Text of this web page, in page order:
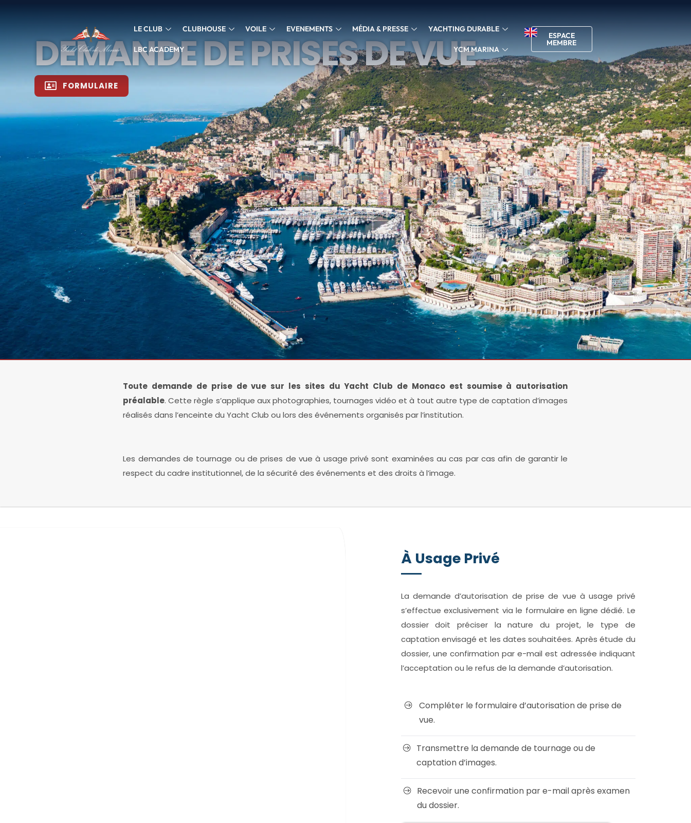
LE CLUB CLUBHOUSE VOILE EVENEMENTS MÉDIA & PRESSE YACHTING DURABLE
LBC ACADEMY YCM MARINA
ESPACE
MEMBRE
DEMANDE DE PRISES DE VUE
FORMULAIRE
Toute demande de prise de vue sur les sites du Yacht Club de Monaco est soumise à autorisation
préalable. Cette règle s’applique aux photographies, tournages vidéo et à tout autre type de captation d’images
réalisés dans l’enceinte du Yacht Club ou lors des événements organisés par l’institution.
Les demandes de tournage ou de prises de vue à usage privé sont examinées au cas par cas afin de garantir le
respect du cadre institutionnel, de la sécurité des événements et des droits à l’image.
À Usage Privé
La demande d’autorisation de prise de vue à usage privé
s’effectue exclusivement via le formulaire en ligne dédié. Le
dossier doit préciser la nature du projet, le type de
captation envisagé et les dates souhaitées. Après étude du
dossier, une confirmation par e-mail est adressée indiquant
l’acceptation ou le refus de la demande d’autorisation.
Compléter le formulaire d’autorisation de prise de
vue.
Transmettre la demande de tournage ou de
captation d’images.
Recevoir une confirmation par e-mail après examen
du dossier.